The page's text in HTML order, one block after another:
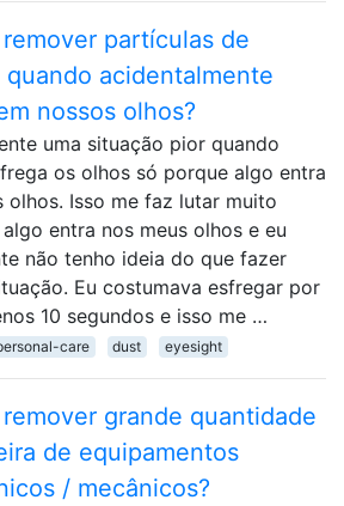
partículas de
quando acidentalmente
nossos olhos?
uma situação pior quando
os olhos só porque algo entra
olhos. Isso me faz lutar muito
entra nos meus olhos e eu
não tenho ideia do que fazer
Eu costumava esfregar por
10 segundos e isso me …
care dust eyesight
grande quantidade
de equipamentos
/ mecânicos?